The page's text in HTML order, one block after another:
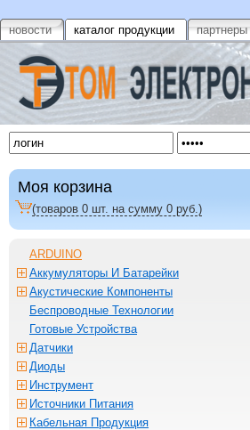
новости каталог продукции партнеры
Моя корзина
(товаров 0 шт. на сумму 0 руб.)
ARDUINO
Аккумуляторы И Батарейки
Акустические Компоненты
Беспроводные Технологии
Готовые Устройства
Датчики
Диоды
Инструмент
Источники Питания
Кабельная Продукция